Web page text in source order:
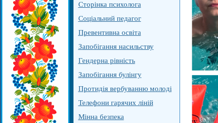
Сторінка психолога
Соціальний педагог
Превентивна освіта
Запобігання насильству
Гендерна рівність
Запобігання булінгу
Протидія вербуванню молоді
Телефони гарячих ліній
Мінна безпека